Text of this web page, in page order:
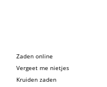
Zaden online
Vergeet me nietjes
Kruiden zaden